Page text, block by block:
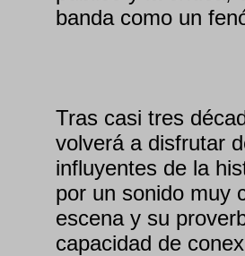
banda como un
Tras casi tres
volverá a disfrutar
influyentes de la
por un sonido muy
escena y su
capacidad de